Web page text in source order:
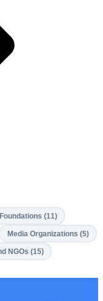
(11)
Media Organizations (5)
NGOs (15)